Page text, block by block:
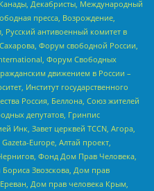
Декабристы, Международный
пресса, Возрождение,
Русский антивоенный комитет в
Форум свободной России,
Форум Свободных
движением в России –
Институт государственного
Россия, Беллона, Союз жителей
депутатов, Гринпис
Инк, Завет церквей TCCN, Агора,
Europe, Алтай проект,
Фонд Дом Прав Человека,
Звозскова, Дом прав
Дом прав человека Крым,